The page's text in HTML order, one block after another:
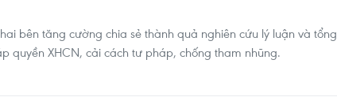
bên tăng cường chia sẻ thành quả nghiên cứu lý luận và tổng
quyền XHCN, cải cách tư pháp, chống tham nhũng.